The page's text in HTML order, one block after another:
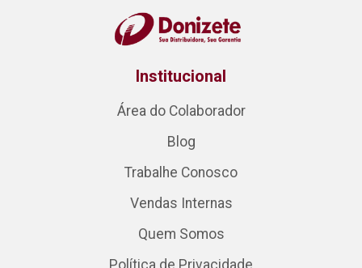
Institucional
Área do Colaborador
Blog
Trabalhe Conosco
Vendas Internas
Quem Somos
Política de Privacidade